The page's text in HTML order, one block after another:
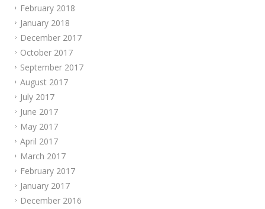
February 2018
January 2018
December 2017
October 2017
September 2017
August 2017
July 2017
June 2017
May 2017
April 2017
March 2017
February 2017
January 2017
December 2016